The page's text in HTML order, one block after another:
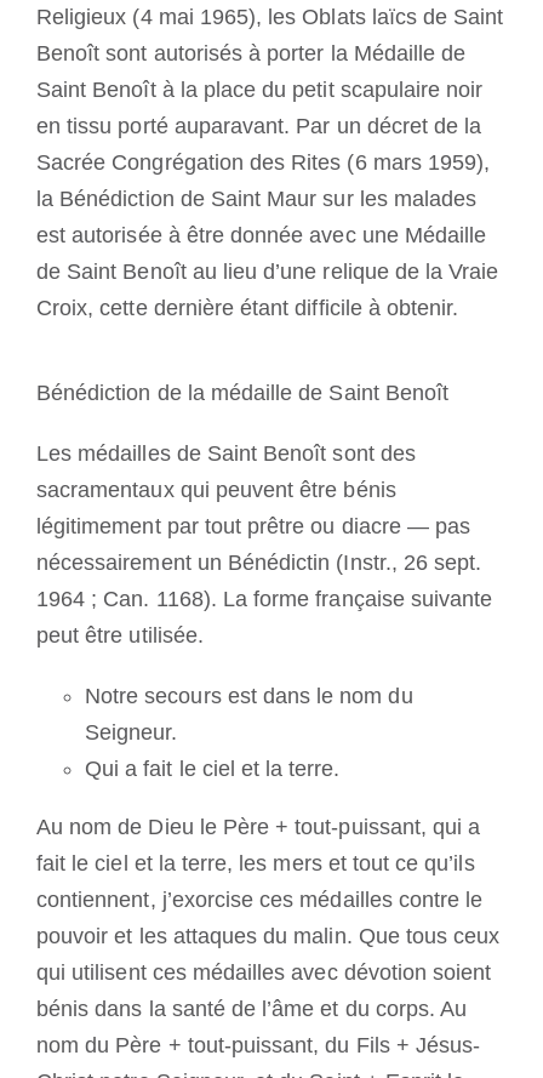
Religieux (4 mai 1965), les Oblats laïcs de Saint
Benoît sont autorisés à porter la Médaille de
Saint Benoît à la place du petit scapulaire noir
en tissu porté auparavant. Par un décret de la
Sacrée Congrégation des Rites (6 mars 1959),
la Bénédiction de Saint Maur sur les malades
est autorisée à être donnée avec une Médaille
de Saint Benoît au lieu d’une relique de la Vraie
Croix, cette dernière étant difficile à obtenir.
Bénédiction de la médaille de Saint Benoît
Les médailles de Saint Benoît sont des
sacramentaux qui peuvent être bénis
légitimement par tout prêtre ou diacre — pas
nécessairement un Bénédictin (Instr., 26 sept.
1964 ; Can. 1168). La forme française suivante
peut être utilisée.
Notre secours est dans le nom du
Seigneur.
Qui a fait le ciel et la terre.
Au nom de Dieu le Père + tout-puissant, qui a
fait le ciel et la terre, les mers et tout ce qu’ils
contiennent, j’exorcise ces médailles contre le
pouvoir et les attaques du malin. Que tous ceux
qui utilisent ces médailles avec dévotion soient
bénis dans la santé de l’âme et du corps. Au
nom du Père + tout-puissant, du Fils + Jésus-